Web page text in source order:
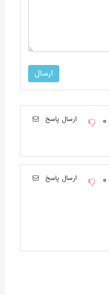
ارسال پاسخ 0
ارسال پاسخ 0